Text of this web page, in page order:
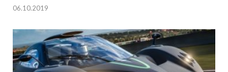
06.10.2019